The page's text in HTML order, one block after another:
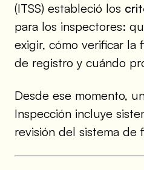
(ITSS) estableció los
para los inspectores:
exigir, cómo verificar la
de registro y cuándo
Desde ese momento,
Inspección incluye
revisión del sistema de